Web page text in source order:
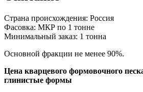
Страна происхождения: Россия
Фасовка: МКР по 1 тонне
Минимальный заказ: 1 тонна
Основной фракции не менее 90%.
Цена кварцевого формовочного
глинистые формы